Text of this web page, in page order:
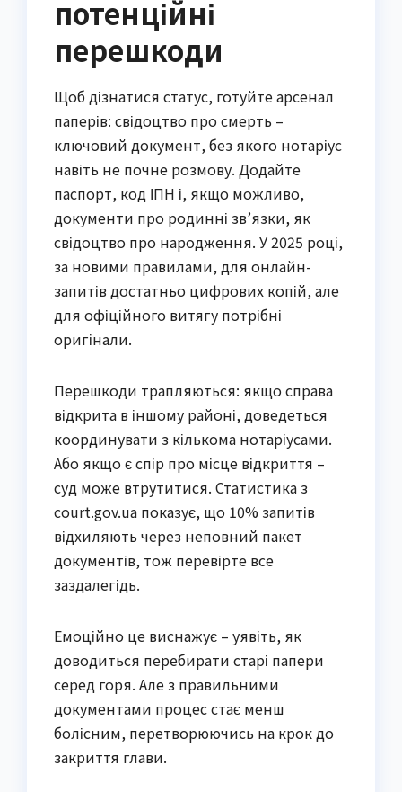
потенційні
перешкоди
Щоб дізнатися статус, готуйте арсенал
паперів: свідоцтво про смерть –
ключовий документ, без якого нотаріус
навіть не почне розмову. Додайте
паспорт, код ІПН і, якщо можливо,
документи про родинні зв’язки, як
свідоцтво про народження. У 2025 році,
за новими правилами, для онлайн-
запитів достатньо цифрових копій, але
для офіційного витягу потрібні
оригінали.
Перешкоди трапляються: якщо справа
відкрита в іншому районі, доведеться
координувати з кількома нотаріусами.
Або якщо є спір про місце відкриття –
суд може втрутитися. Статистика з
court.gov.ua показує, що 10% запитів
відхиляють через неповний пакет
документів, тож перевірте все
заздалегідь.
Емоційно це виснажує – уявіть, як
доводиться перебирати старі папери
серед горя. Але з правильними
документами процес стає менш
болісним, перетворюючись на крок до
закриття глави.